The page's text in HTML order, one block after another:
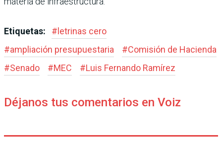
Etiquetas: #letrinas cero
#ampliación presupuestaria #Comisión de Hacienda
#Senado #MEC #Luis Fernando Ramírez
Déjanos tus comentarios en Voiz